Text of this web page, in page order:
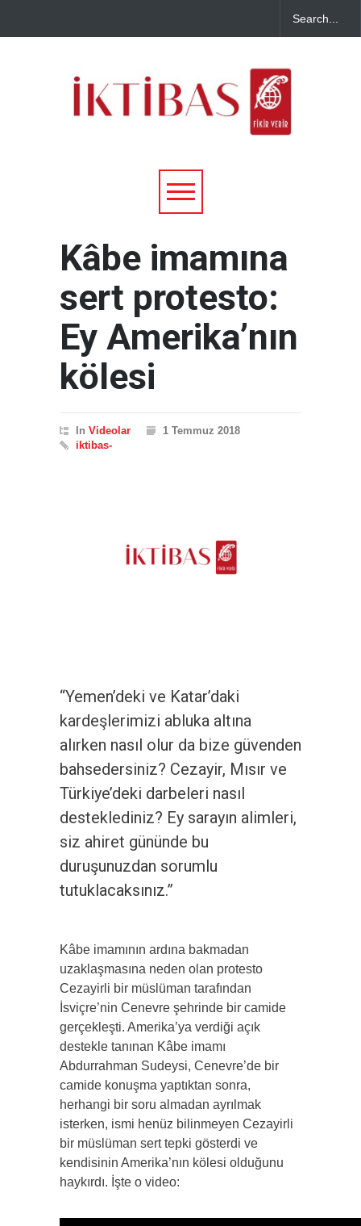
Kâbe imamına
sert protesto:
Ey Amerika’nın
kölesi
In Videolar
1 Temmuz 2018
iktibas-
“Yemen’deki ve Katar’daki
kardeşlerimizi abluka altına
alırken nasıl olur da bize güvenden
bahsedersiniz? Cezayir, Mısır ve
Türkiye’deki darbeleri nasıl
desteklediniz? Ey sarayın alimleri,
siz ahiret gününde bu
duruşunuzdan sorumlu
tutuklacaksınız.”
Kâbe imamının ardına bakmadan
uzaklaşmasına neden olan protesto
Cezayirli bir müslüman tarafından
İsviçre’nin Cenevre şehrinde bir camide
gerçekleşti. Amerika’ya verdiği açık
destekle tanınan Kâbe imamı
Abdurrahman Sudeysi, Cenevre’de bir
camide konuşma yaptıktan sonra,
herhangi bir soru almadan ayrılmak
isterken, ismi henüz bilinmeyen Cezayirli
bir müslüman sert tepki gösterdi ve
kendisinin Amerika’nın kölesi olduğunu
haykırdı. İşte o video: